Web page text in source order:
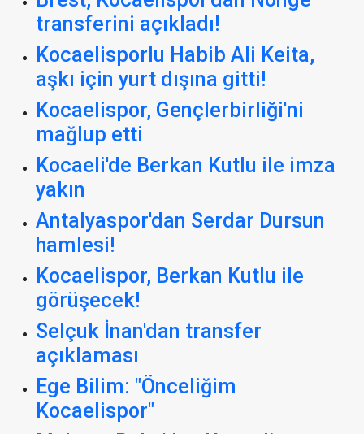
transferini açıkladı!
Kocaelisporlu Habib Ali Keita,
aşkı için yurt dışına gitti!
Kocaelispor, Gençlerbirliği'ni
mağlup etti
Kocaeli'de Berkan Kutlu ile imza
yakın
Antalyaspor'dan Serdar Dursun
hamlesi!
Kocaelispor, Berkan Kutlu ile
görüşecek!
Selçuk İnan'dan transfer
açıklaması
Ege Bilim: "Önceliğim
Kocaelispor"